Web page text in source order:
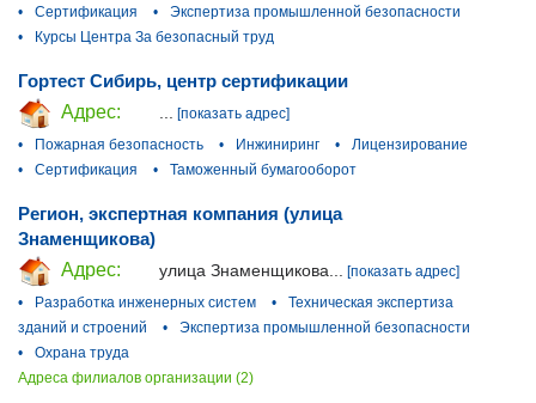
•
Сертификация •
Экспертиза промышленной безопасности
•
Курсы Центра За безопасный труд
Гортест Сибирь, центр сертификации
Адрес:
... [показать адрес]
•
Пожарная безопасность • Инжиниринг •
Лицензирование
•
Сертификация • Таможенный бумагооборот
Регион, экспертная компания (улица
Знаменщикова)
Адрес:
улица Знаменщикова...
[показать адрес]
•
Разработка инженерных систем •
Техническая экспертиза
зданий и строений
•
Экспертиза промышленной безопасности
•
Охрана труда
Адреса филиалов организации (2)